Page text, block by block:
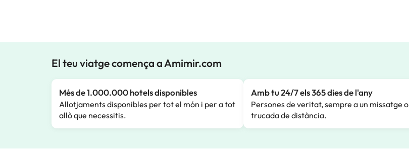
El teu viatge comença a Amimir.com
Més de 1.000.000 hotels disponibles
Allotjaments disponibles per tot el món i per a tot
allò que necessitis.
Amb tu 24/7 els 365 dies de l'any
Persones de veritat, sempre a un missatge o
trucada de distància.